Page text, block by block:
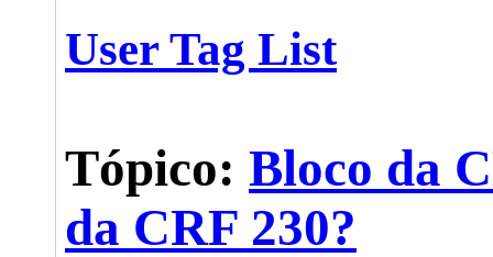
User Tag List
Tópico: Bloco da
da CRF 230?